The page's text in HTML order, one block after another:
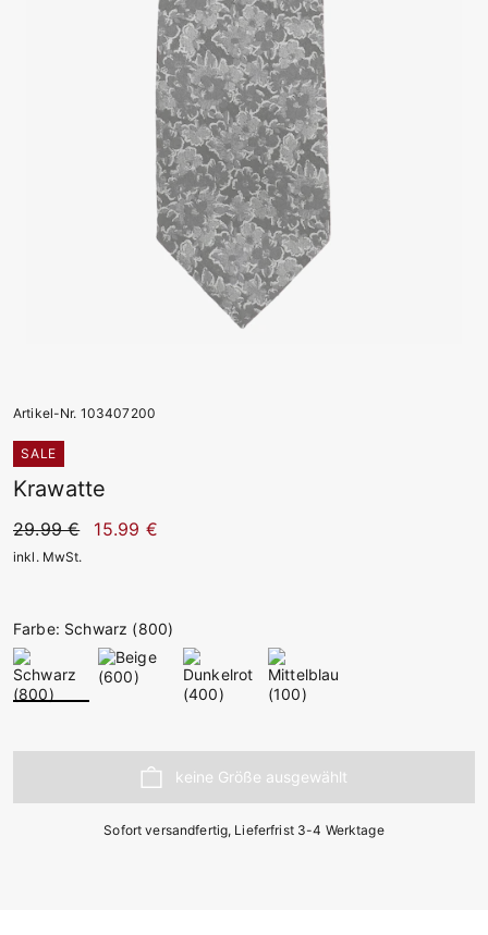
Artikel-Nr. 103407200
SALE
Krawatte
29.99 € 15.99 €
inkl. MwSt.
Farbe: Schwarz (800)
Sofort versandfertig, Lieferfrist 3-4 Werktage